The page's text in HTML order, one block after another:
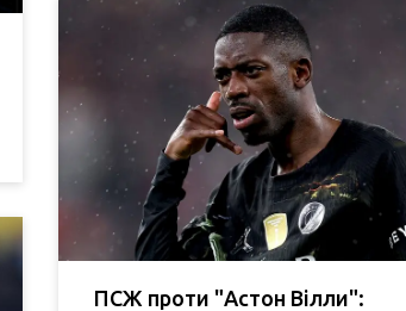
ПСЖ проти "Астон Вілли":